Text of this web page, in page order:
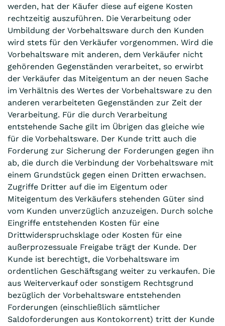
werden, hat der Käufer diese auf eigene Kosten
rechtzeitig auszuführen. Die Verarbeitung oder
Umbildung der Vorbehaltsware durch den Kunden
wird stets für den Verkäufer vorgenommen. Wird die
Vorbehaltsware mit anderen, dem Verkäufer nicht
gehörenden Gegenständen verarbeitet, so erwirbt
der Verkäufer das Miteigentum an der neuen Sache
im Verhältnis des Wertes der Vorbehaltsware zu den
anderen verarbeiteten Gegenständen zur Zeit der
Verarbeitung. Für die durch Verarbeitung
entstehende Sache gilt im Übrigen das gleiche wie
für die Vorbehaltsware. Der Kunde tritt auch die
Forderung zur Sicherung der Forderungen gegen ihn
ab, die durch die Verbindung der Vorbehaltsware mit
einem Grundstück gegen einen Dritten erwachsen.
Zugriffe Dritter auf die im Eigentum oder
Miteigentum des Verkäufers stehenden Güter sind
vom Kunden unverzüglich anzuzeigen. Durch solche
Eingriffe entstehenden Kosten für eine
Drittwiderspruchsklage oder Kosten für eine
außerprozessuale Freigabe trägt der Kunde. Der
Kunde ist berechtigt, die Vorbehaltsware im
ordentlichen Geschäftsgang weiter zu verkaufen. Die
aus Weiterverkauf oder sonstigem Rechtsgrund
bezüglich der Vorbehaltsware entstehenden
Forderungen (einschließlich sämtlicher
Saldoforderungen aus Kontokorrent) tritt der Kunde